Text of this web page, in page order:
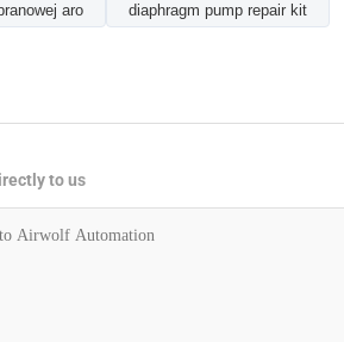
aro diaphragm pump repair kit
to us